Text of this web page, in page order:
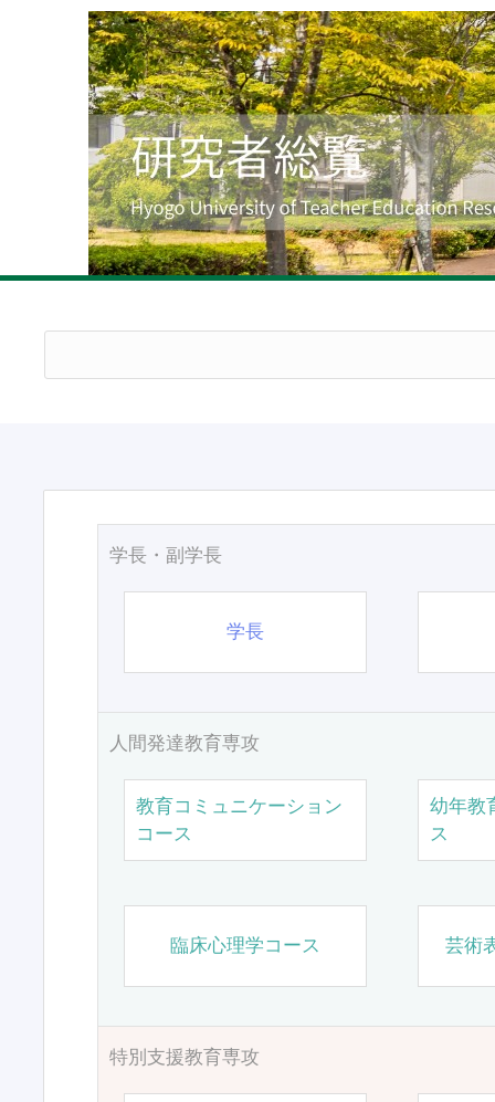
学長・副学長
学長
人間発達教育専攻
教育コミュニケーション
コース
幼年教
ス
臨床心理学コース 芸術
特別支援教育専攻